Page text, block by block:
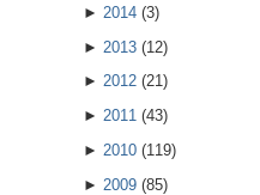
► 2014 (3)
► 2013 (12)
► 2012 (21)
► 2011 (43)
► 2010 (119)
► 2009 (85)